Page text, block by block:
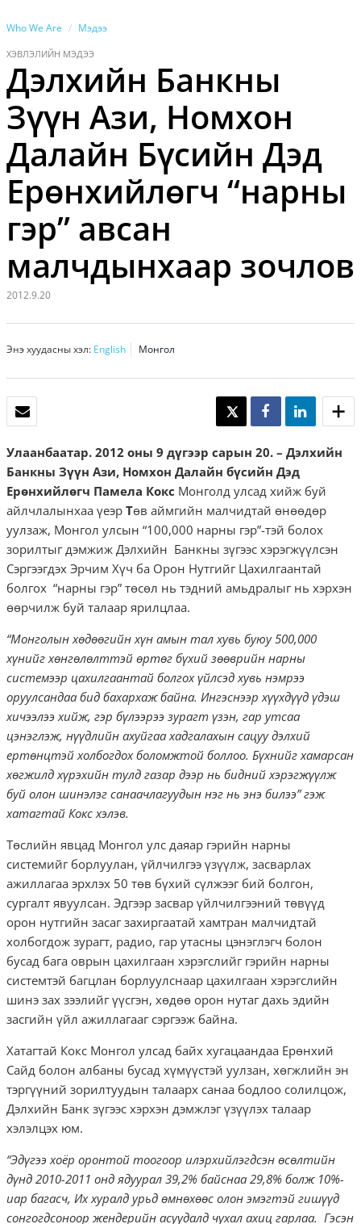
Who We Are Мэдээ
ХЭВЛЭЛИЙН МЭДЭЭ
Дэлхийн Банкны
Зүүн Ази, Номхон
Далайн Бүсийн Дэд
Ерөнхийлөгч “нарны
гэр” авсан
малчдынхаар зочлов
2012.9.20
Энэ хуудасны хэл: English Монгол
TWEET SHARE SHARE
Улаанбаатар. 2012 оны 9 дүгээр сарын 20. – Дэлхийн
Банкны Зүүн Ази, Номхон Далайн бүсийн Дэд
Ерөнхийлөгч Памела Кокс Монголд улсад хийж буй
айлчлалынхаа үеэр Төв аймгийн малчидтай өнөөдөр
уулзаж, Монгол улсын “100,000 нарны гэр”-тэй болох
зорилтыг дэмжиж Дэлхийн Банкны зүгээс хэрэгжүүлсэн
Сэргээгдэх Эрчим Хүч ба Орон Нутгийг Цахилгаантай
болгох “нарны гэр” төсөл нь тэдний амьдралыг нь хэрхэн
өөрчилж буй талаар ярилцлаа.
“Монголын хөдөөгийн хүн амын тал хувь буюу 500,000
хүнийг хөнгөлөлттэй өртөг бүхий зөөврийн нарны
системээр цахилгаантай болгох үйлсэд хувь нэмрээ
оруулсандаа бид бахархаж байна. Ингэснээр хүүхдүүд үдэш
хичээлээ хийж, гэр бүлээрээ зурагт үзэн, гар утсаа
цэнэглэж, нүүдлийн ахуйгаа хадгалахын сацуу дэлхий
ертөнцтэй холбогдох боломжтой боллоо. Бүхнийг хамарсан
хөгжилд хүрэхийн тулд газар дээр нь бидний хэрэгжүүлж
буй олон шинэлэг санаачлагуудын нэг нь энэ билээ” гэж
хатагтай Кокс хэлэв.
Төслийн явцад Монгол улс даяар гэрийн нарны
системийг борлуулан, үйлчилгээ үзүүлж, засварлах
ажиллагаа эрхлэх 50 төв бүхий сүлжээг бий болгон,
сургалт явуулсан. Эдгээр засвар үйлчилгээний төвүүд
орон нутгийн засаг захиргаатай хамтран малчидтай
холбогдож зурагт, радио, гар утасны цэнэглэгч болон
бусад бага оврын цахилгаан хэрэгслийг гэрийн нарны
системтэй багцлан борлуулснаар цахилгаан хэрэгслийн
шинэ зах зээлийг үүсгэн, хөдөө орон нутаг дахь эдийн
засгийн үйл ажиллагааг сэргээж байна.
Хатагтай Кокс Монгол улсад байх хугацаандаа Ерөнхий
Сайд болон албаны бусад хүмүүстэй уулзан, хөгжлийн эн
тэргүүний зорилтуудын талаарх санаа бодлоо солилцож,
Дэлхийн Банк зүгээс хэрхэн дэмжлэг үзүүлэх талаар
хэлэлцэх юм.
“Эдүгээ хоёр оронтой тоогоор илэрхийлэгдсэн өсөлтийн
дүнд 2010-2011 онд ядуурал 39,2% байснаа 29,8% болж 10%-
иар багасч, Их хуралд урьд өмнөхөөс олон эмэгтэй гишүүд
сонгогдсоноор жендерийн асуудалд чухал ахиц гарлаа. Гэсэн